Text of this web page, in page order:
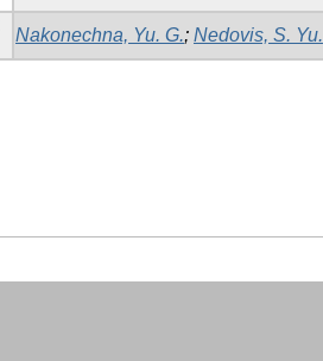
Nakonechna, Yu. G.; Nedovis, S. Yu.